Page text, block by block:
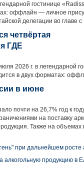
гостинице
оффлайн — личное
делегации во главе
четвёртая
ГДЕ
2026 г. в легендарной
в двух форматах:
в июне
почти на 26,7% год к
на поставку
Также на объемах
при дальнейшем росте
алкогольную продукцию в